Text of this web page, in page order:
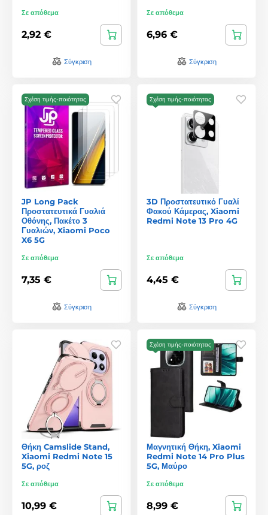
Σε απόθεμα
2,92 €
Σύγκριση
Σε απόθεμα
6,96 €
Σύγκριση
Σχέση τιμής-ποιότητας
JP Long Pack
Προστατευτικά Γυαλιά
Οθόνης, Πακέτο 3
Γυαλιών, Xiaomi Poco
X6 5G
Σε απόθεμα
7,35 €
Σύγκριση
Σχέση τιμής-ποιότητας
3D Προστατευτικό Γυαλί
Φακού Κάμερας, Xiaomi
Redmi Note 13 Pro 4G
Σε απόθεμα
4,45 €
Σύγκριση
Θήκη Camslide Stand,
Xiaomi Redmi Note 15
5G, ροζ
Σε απόθεμα
10,99 €
Σχέση τιμής-ποιότητας
Μαγνητική Θήκη, Xiaomi
Redmi Note 14 Pro Plus
5G, Μαύρο
Σε απόθεμα
8,99 €